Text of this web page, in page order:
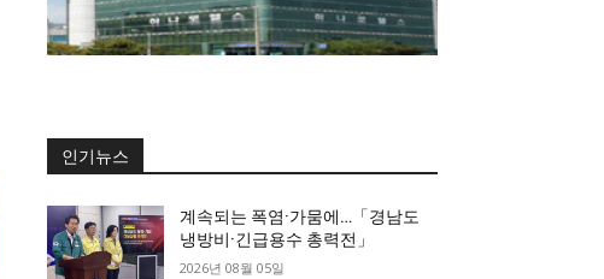
인기뉴스
계속되는 폭염·가뭄에…「경남도
냉방비·긴급용수 총력전」
2026년 08월 05일